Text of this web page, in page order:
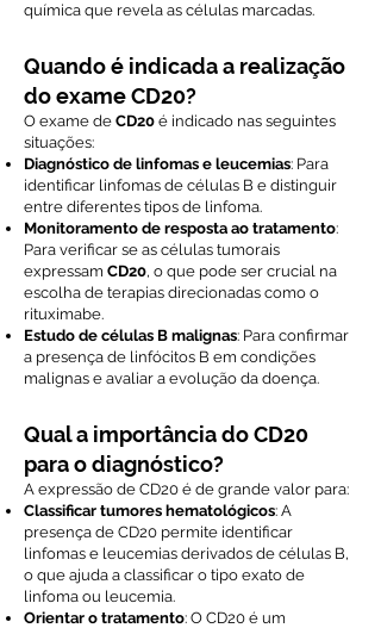
química que revela as células marcadas.
Quando é indicada a realização
do exame CD20?
O exame de CD20 é indicado nas seguintes
situações:
Diagnóstico de linfomas e leucemias: Para
identificar linfomas de células B e distinguir
entre diferentes tipos de linfoma.
Monitoramento de resposta ao tratamento:
Para verificar se as células tumorais
expressam CD20, o que pode ser crucial na
escolha de terapias direcionadas como o
rituximabe.
Estudo de células B malignas: Para confirmar
a presença de linfócitos B em condições
malignas e avaliar a evolução da doença.
Qual a importância do CD20
para o diagnóstico?
A expressão de CD20 é de grande valor para:
Classificar tumores hematológicos: A
presença de CD20 permite identificar
linfomas e leucemias derivados de células B,
o que ajuda a classificar o tipo exato de
linfoma ou leucemia.
Orientar o tratamento: O CD20 é um